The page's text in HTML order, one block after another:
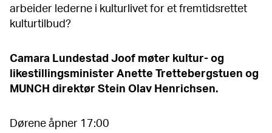
arbeider lederne i kulturlivet for et fremtidsrettet
kulturtilbud?
Camara Lundestad Joof møter kultur- og
likestillingsminister Anette Trettebergstuen og
MUNCH direktør Stein Olav Henrichsen.
Dørene åpner 17:00